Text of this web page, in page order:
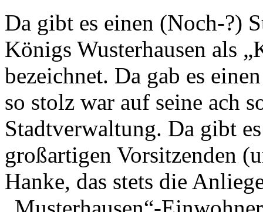
Da gibt es einen (Noch-?)
Königs Wusterhausen als
bezeichnet. Da gab es
so stolz war auf seine ach
Stadtverwaltung. Da gibt
großartigen Vorsitzenden
Hanke, das stets die